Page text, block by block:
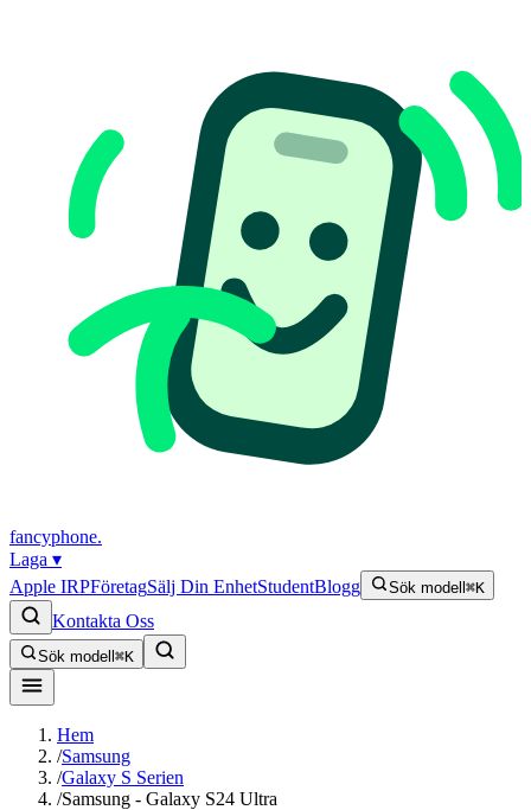
fancyphone.
Laga ▾
Apple IRPFöretagSälj Din EnhetStudentBlogg Sök modell ⌘K
Kontakta Oss
Sök modell ⌘K
Hem
/Samsung
/Galaxy S Serien
/Samsung - Galaxy S24 Ultra